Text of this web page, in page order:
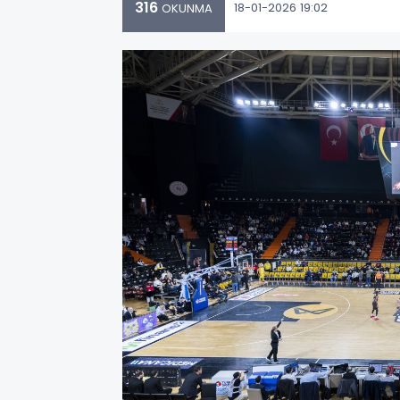
316 OKUNMA 18-01-2026 19:02